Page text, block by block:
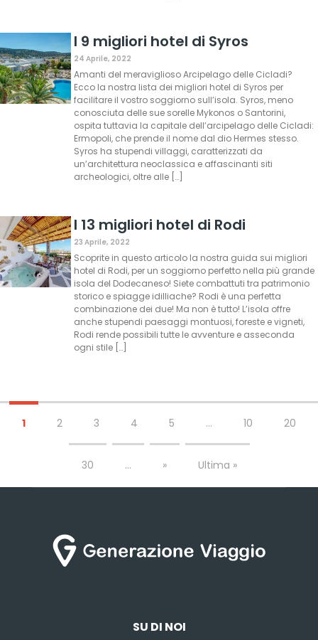
I 9 migliori hotel di Syros
24 Aprile, 2022
Amanti del meraviglioso Arcipelago delle Cicladi?
Ecco la nostra lista dei migliori hotel di Syros per
facilitare il vostro soggiorno sull’isola. Syros, meno
conosciuta delle sue sorelle Mykonos o Santorini,
ospita tuttavia la capitale dell’arcipelago delle Cicladi:
Ermopoli, che prende il nome dal dio Hermes stesso.
Syros ha stupendi villaggi, caratterizzati da
un’architettura neoclassica e affascinanti siti
archeologici, oltre alle […]
I 13 migliori hotel di Rodi
23 Aprile, 2022
Scoprite in questo articolo la nostra guida sui migliori
hotel di Rodi, per un soggiorno perfetto nella più grande
isola del Dodecaneso! Siete combattuti tra patrimonio
storico e spiagge idilliache? Rodi è una perfetta
combinazione dei due! Ma non è tutto! L’isola offre
anche stupendi paesaggi montuosi, foreste e vigneti,
Rodi rende possibili tutte le avventure e asseconda
ogni stile […]
1 2 3 4 5 ... 10 20
30 ... » Ultima »
SU DI NOI